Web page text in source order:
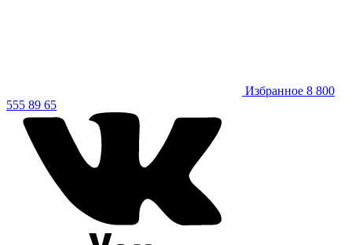
Избранное 8 800
555 89 65